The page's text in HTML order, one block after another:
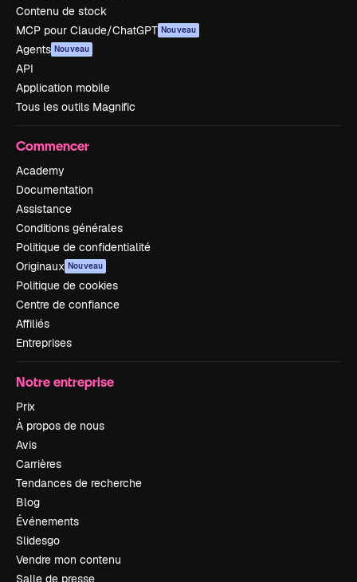
Contenu de stock
MCP pour Claude/ChatGPT Nouveau
Agents Nouveau
API
Application mobile
Tous les outils Magnific
Commencer
Academy
Documentation
Assistance
Conditions générales
Politique de confidentialité
Originaux Nouveau
Politique de cookies
Centre de confiance
Affiliés
Entreprises
Notre entreprise
Prix
À propos de nous
Avis
Carrières
Tendances de recherche
Blog
Événements
Slidesgo
Vendre mon contenu
Salle de presse